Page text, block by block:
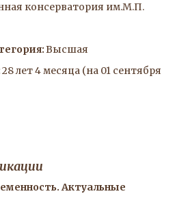
консерватория им.М.П.
Высшая
28 лет 4 месяца (на 01 сентября
Актуальные